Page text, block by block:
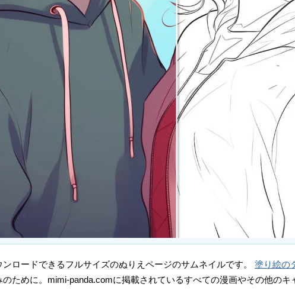
ンロードできるフルサイズのぬりえページのサムネイルです。 塗り絵の
ために。mimi-panda.comに掲載されているすべての漫画やその他の